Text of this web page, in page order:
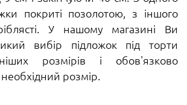
покриті позолотою, з іншого
У нашому магазині Ви
вибір підложок під торти
розмірів і обов'язково
розмір.